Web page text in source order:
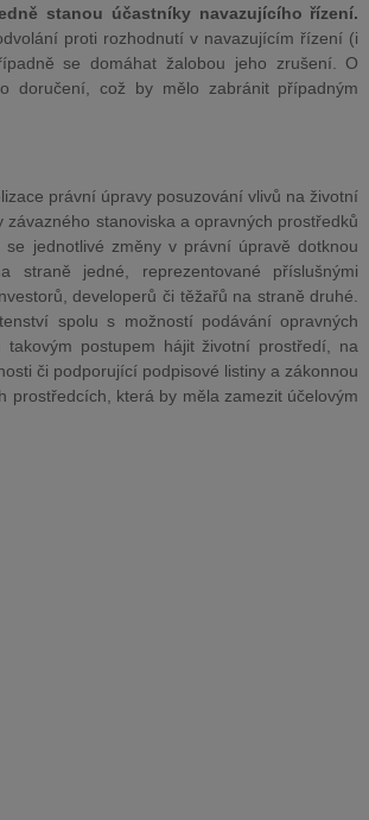
stanou účastníky navazujícího řízení.
proti rozhodnutí v navazujícím řízení (i
se domáhat žalobou jeho zrušení. O
doručení, což by mělo zabránit případným
právní úpravy posuzování vlivů na životní
stanoviska a opravných prostředků
jednotlivé změny v právní úpravě dotknou
jedné, reprezentované příslušnými
developerů či těžařů na straně druhé.
spolu s možností podávání opravných
postupem hájit životní prostředí, na
či podporující podpisové listiny a zákonnou
prostředcích, která by měla zamezit účelovým